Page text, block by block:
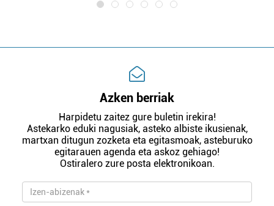
Azken berriak
Harpidetu zaitez gure buletin irekira!
Astekarko eduki nagusiak, asteko albiste ikusienak,
martxan ditugun zozketa eta egitasmoak, asteburuko
egitarauen agenda eta askoz gehiago!
Ostiralero zure posta elektronikoan.